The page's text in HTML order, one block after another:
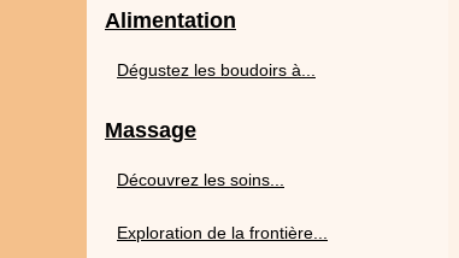
Alimentation
Dégustez les boudoirs à...
Massage
Découvrez les soins...
Exploration de la frontière...